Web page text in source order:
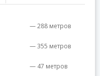
— 288 метров
— 355 метров
— 47 метров